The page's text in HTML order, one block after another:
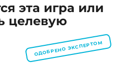
эта игра или
целевую
ОДОБРЕНО ЭКСПЕРТОМ